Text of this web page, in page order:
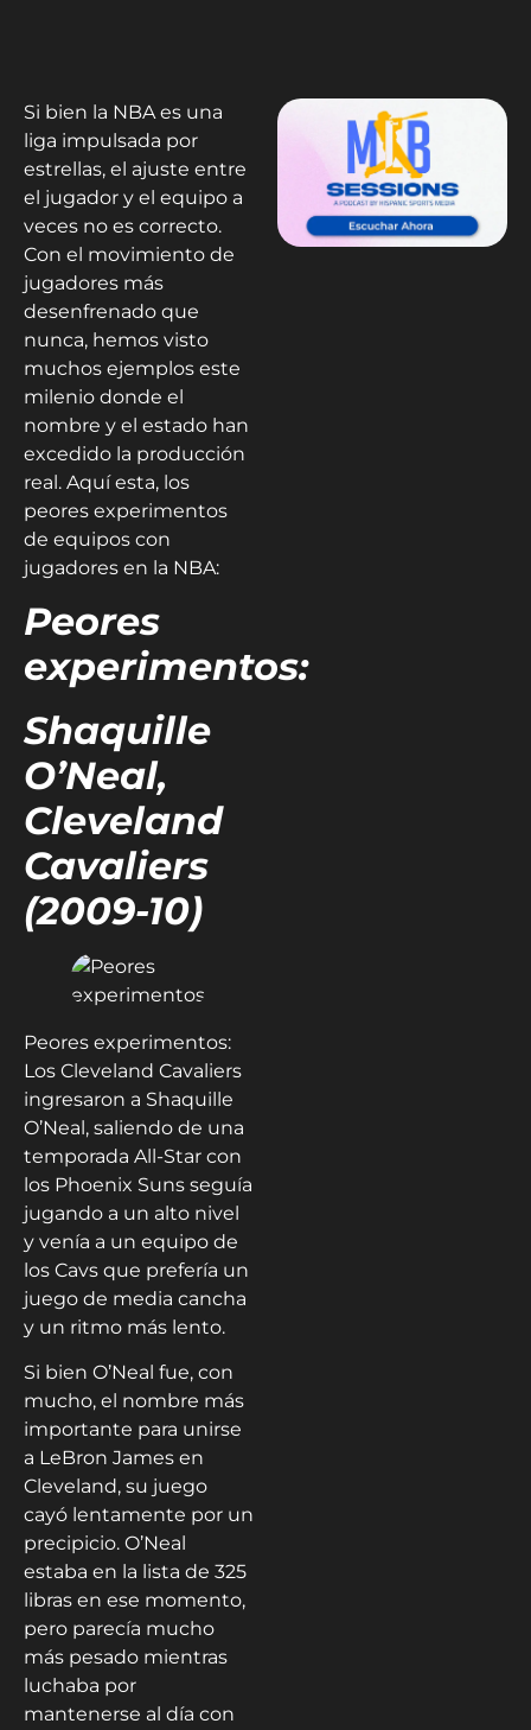
Si bien la NBA es una
liga impulsada por
estrellas, el ajuste entre
el jugador y el equipo a
veces no es correcto.
Con el movimiento de
jugadores más
desenfrenado que
nunca, hemos visto
muchos ejemplos este
milenio donde el
nombre y el estado han
excedido la producción
real. Aquí esta, los
peores experimentos
de equipos con
jugadores en la NBA:
Peores
experimentos:
Shaquille
O’Neal,
Cleveland
Cavaliers
(2009-10)
Peores experimentos:
Los Cleveland Cavaliers
ingresaron a Shaquille
O’Neal, saliendo de una
temporada All-Star con
los Phoenix Suns seguía
jugando a un alto nivel
y venía a un equipo de
los Cavs que prefería un
juego de media cancha
y un ritmo más lento.
Si bien O’Neal fue, con
mucho, el nombre más
importante para unirse
a LeBron James en
Cleveland, su juego
cayó lentamente por un
precipicio. O’Neal
estaba en la lista de 325
libras en ese momento,
pero parecía mucho
más pesado mientras
luchaba por
mantenerse al día con